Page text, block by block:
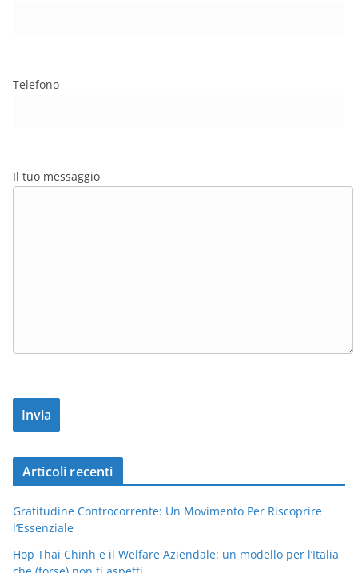
Telefono
Il tuo messaggio
Articoli recenti
Gratitudine Controcorrente: Un Movimento Per Riscoprire
l’Essenziale
Hop Thai Chinh e il Welfare Aziendale: un modello per l’Italia